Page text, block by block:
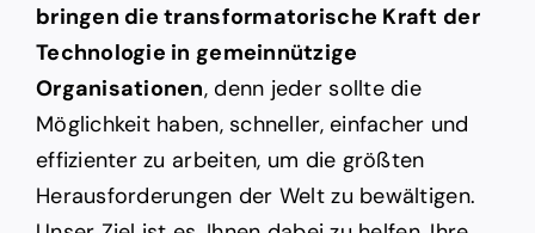
bringen die transformatorische Kraft der
Technologie in gemeinnützige
Organisationen, denn jeder sollte die
Möglichkeit haben, schneller, einfacher und
effizienter zu arbeiten, um die größten
Herausforderungen der Welt zu bewältigen.